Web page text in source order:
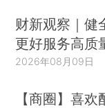
财新观察｜健
更好服务高质
2026年08月09日
【商圈】喜